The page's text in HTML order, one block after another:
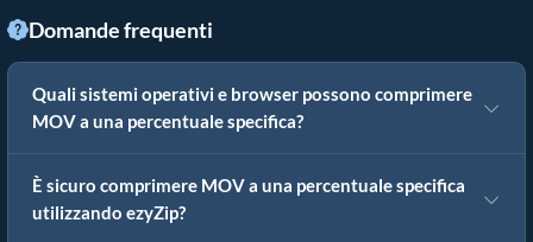
Domande frequenti
Quali sistemi operativi e browser possono comprimere
MOV a una percentuale specifica?
È sicuro comprimere MOV a una percentuale specifica
utilizzando ezyZip?